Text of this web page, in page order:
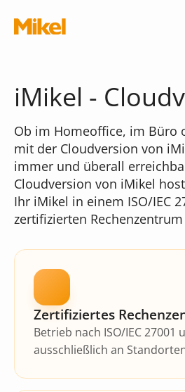
Module
Schnittstellen
Terminal
Online-Formulare
Cloudversion
Die Musikschul-App
Was kostet die App?
Versionshinweise
Chatbot
Verwaltungsassistent
Bildgenerierung
iMikel
Musikschul-App
Unser Team
iMikel -
Ob im Homeoffice, im Büro
mit der Cloudversion von
immer und überall
Cloudversion von iMikel
Ihr iMikel in einem ISO/IEC
zertifizierten
Zertifiziertes
Betrieb nach ISO/IEC 27001
ausschließlich an